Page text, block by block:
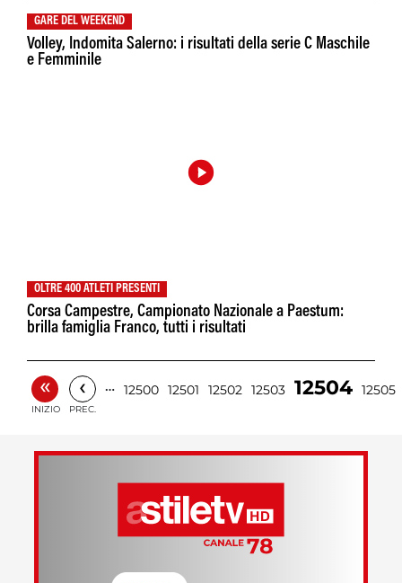
GARE DEL WEEKEND
Volley, Indomita Salerno: i risultati della serie C Maschile
e Femminile
OLTRE 400 ATLETI PRESENTI
Corsa Campestre, Campionato Nazionale a Paestum:
brilla famiglia Franco, tutti i risultati
«
INIZIO
‹
PREC.
… 12500 12501 12502 12503 12504 12505